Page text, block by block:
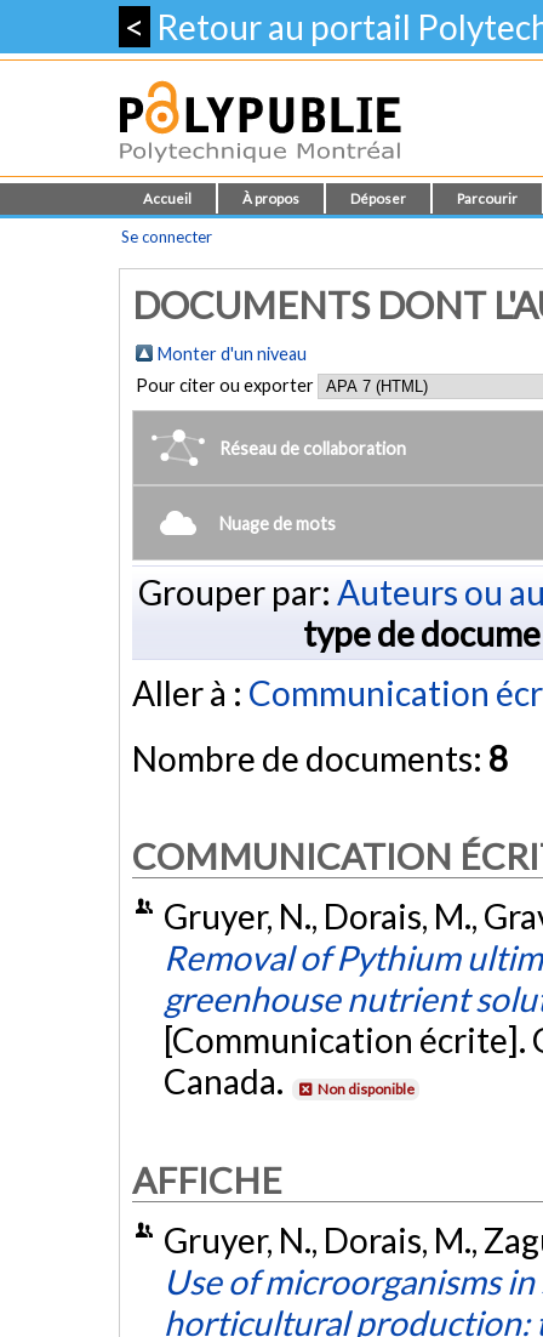
< Retour au portail
Accueil À propos Déposer Parcourir
Se connecter
DOCUMENTS DONT
Monter d'un niveau
Pour citer ou exporter
Réseau de collaboration
Nuage de mots
Grouper par: Auteurs ou
type de
Aller à : Communication
Nombre de documents: 8
COMMUNICATION
Gruyer, N., Dorais, M.,
Removal of Pythium
greenhouse nutrient
[Communication écrite].
Canada.
Non disponible
AFFICHE
Gruyer, N., Dorais, M.,
Use of microorganisms
horticultural production: